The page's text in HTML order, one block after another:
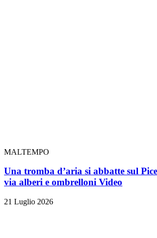
MALTEMPO
Una tromba d’aria si abbatte sul
via alberi e ombrelloni Video
21 Luglio 2026